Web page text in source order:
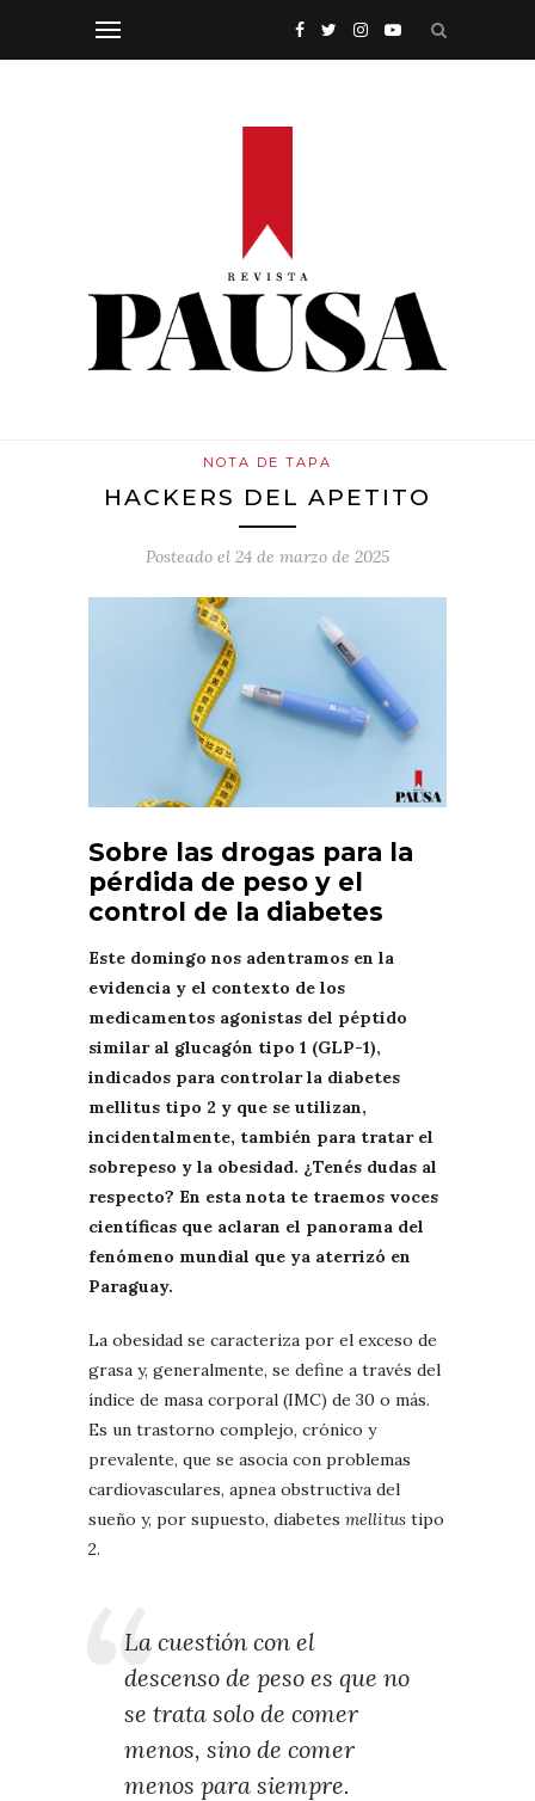
NOTA DE TAPA
HACKERS DEL APETITO
Posteado el 24 de marzo de 2025
Sobre las drogas para la
pérdida de peso y el
control de la diabetes
Este domingo nos adentramos en la
evidencia y el contexto de los
medicamentos agonistas del péptido
similar al glucagón tipo 1 (GLP-1),
indicados para controlar la diabetes
mellitus tipo 2 y que se utilizan,
incidentalmente, también para tratar el
sobrepeso y la obesidad. ¿Tenés dudas al
respecto? En esta nota te traemos voces
científicas que aclaran el panorama del
fenómeno mundial que ya aterrizó en
Paraguay.
La obesidad se caracteriza por el exceso de
grasa y, generalmente, se define a través del
índice de masa corporal (IMC) de 30 o más.
Es un trastorno complejo, crónico y
prevalente, que se asocia con problemas
cardiovasculares, apnea obstructiva del
sueño y, por supuesto, diabetes mellitus tipo
2.
La cuestión con el
descenso de peso es que no
se trata solo de comer
menos, sino de comer
menos para siempre.